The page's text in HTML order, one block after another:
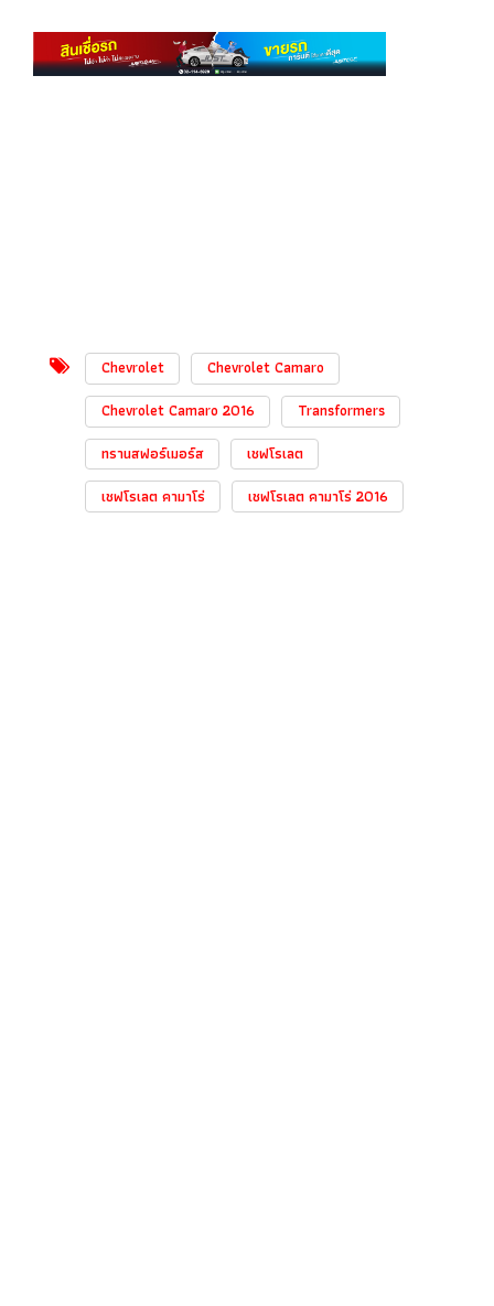
Chevrolet
Chevrolet Camaro
Chevrolet Camaro 2016
Transformers
ทรานสฟอร์เมอร์ส
เชฟโรเลต
เชฟโรเลต คามาโร่
เชฟโรเลต คามาโร่ 2016